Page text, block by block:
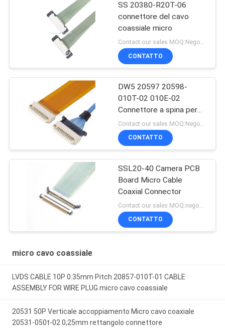
SS 20380-R20T-06
connettore del cavo
coassiale micro
Contact our sales MOQ:Negoziabile
CONTATTO
DW5 20597 20598-
010T-02 010E-02
Connettore a spina per
cavo micro coassiale
CONTATTO
SSL20-40 Camera PCB
Board Micro Cable
Coaxial Connector
CONTATTO
micro cavo coassiale
LVDS CABLE 10P 0.35mm Pitch 20857-010T-01 CABLE
ASSEMBLY FOR WIRE PLUG micro cavo coassiale
20531 50P Verticale accoppiamento Micro cavo coaxiale
20531-050t-02 0,25mm rettangolo connettore